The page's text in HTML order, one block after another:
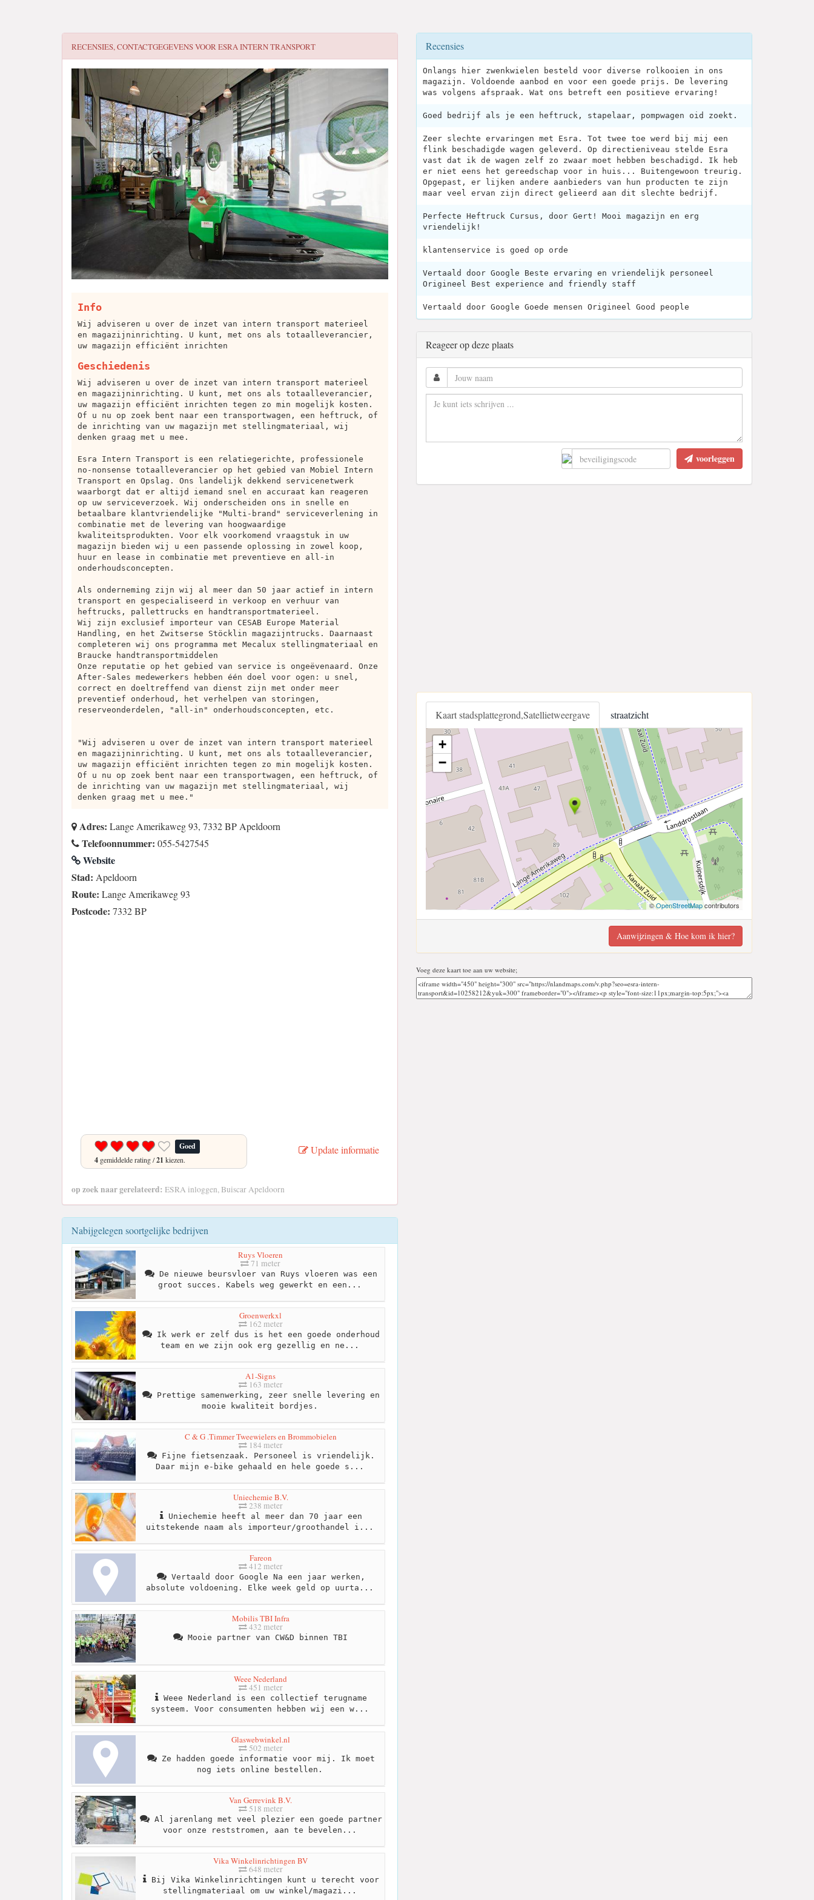
RECENSIES, CONTACTGEGEVENS VOORESRA INTERN TRANSPORT
Info
Wij adviseren u over de inzet van intern transport materieel
en magazijninrichting. U kunt, met ons als totaalleverancier,
uw magazijn efficiënt inrichten
Geschiedenis
Wij adviseren u over de inzet van intern transport materieel
en magazijninrichting. U kunt, met ons als totaalleverancier,
uw magazijn efficiënt inrichten tegen zo min mogelijk kosten.
Of u nu op zoek bent naar een transportwagen, een heftruck, of
de inrichting van uw magazijn met stellingmateriaal, wij
denken graag met u mee.
Esra Intern Transport is een relatiegerichte, professionele
no-nonsense totaalleverancier op het gebied van Mobiel Intern
Transport en Opslag. Ons landelijk dekkend servicenetwerk
waarborgt dat er altijd iemand snel en accuraat kan reageren
op uw serviceverzoek. Wij onderscheiden ons in snelle en
betaalbare klantvriendelijke "Multi-brand" serviceverlening in
combinatie met de levering van hoogwaardige
kwaliteitsprodukten. Voor elk voorkomend vraagstuk in uw
magazijn bieden wij u een passende oplossing in zowel koop,
huur en lease in combinatie met preventieve en all-in
onderhoudsconcepten.
Als onderneming zijn wij al meer dan 50 jaar actief in intern
transport en gespecialiseerd in verkoop en verhuur van
heftrucks, pallettrucks en handtransportmaterieel.
Wij zijn exclusief importeur van CESAB Europe Material
Handling, en het Zwitserse Stöcklin magazijntrucks. Daarnaast
completeren wij ons programma met Mecalux stellingmateriaal en
Braucke handtransportmiddelen
Onze reputatie op het gebied van service is ongeëvenaard. Onze
After-Sales medewerkers hebben één doel voor ogen: u snel,
correct en doeltreffend van dienst zijn met onder meer
preventief onderhoud, het verhelpen van storingen,
reserveonderdelen, "all-in" onderhoudsconcepten, etc.
"Wij adviseren u over de inzet van intern transport materieel
en magazijninrichting. U kunt, met ons als totaalleverancier,
uw magazijn efficiënt inrichten tegen zo min mogelijk kosten.
Of u nu op zoek bent naar een transportwagen, een heftruck, of
de inrichting van uw magazijn met stellingmateriaal, wij
denken graag met u mee."
Adres: Lange Amerikaweg 93, 7332 BP Apeldoorn
Telefoonnummer: 055-5427545
Website
Stad: Apeldoorn
Route: Lange Amerikaweg 93
Postcode: 7332 BP
Goed
4 gemiddelde rating /21 kiezen.
Update informatie
op zoek naar gerelateerd: ESRA inloggen, Buiscar Apeldoorn
Nabijgelegen soortgelijke bedrijven
Ruys Vloeren
71 meter
De nieuwe beursvloer van Ruys vloeren was een
groot succes. Kabels weg gewerkt en een...
Groenwerkxl
162 meter
Ik werk er zelf dus is het een goede onderhoud
team en we zijn ook erg gezellig en ne...
A1-Signs
163 meter
Prettige samenwerking, zeer snelle levering en
mooie kwaliteit bordjes.
C & G .Timmer Tweewielers en Brommobielen
184 meter
Fijne fietsenzaak. Personeel is vriendelijk.
Daar mijn e-bike gehaald en hele goede s...
Uniechemie B.V.
238 meter
Uniechemie heeft al meer dan 70 jaar een
uitstekende naam als importeur/groothandel i...
Fareon
412 meter
Vertaald door Google Na een jaar werken,
absolute voldoening. Elke week geld op uurta...
Mobilis TBI Infra
432 meter
Mooie partner van CW&D binnen TBI
Weee Nederland
451 meter
Weee Nederland is een collectief terugname
systeem. Voor consumenten hebben wij een w...
Glaswebwinkel.nl
502 meter
Ze hadden goede informatie voor mij. Ik moet
nog iets online bestellen.
Van Gerrevink B.V.
518 meter
Al jarenlang met veel plezier een goede partner
voor onze reststromen, aan te bevelen...
Vika Winkelinrichtingen BV
648 meter
Bij Vika Winkelinrichtingen kunt u terecht voor
stellingmateriaal om uw winkel/magazi...
Recensies
Onlangs hier zwenkwielen besteld voor diverse rolkooien in ons
magazijn. Voldoende aanbod en voor een goede prijs. De levering
was volgens afspraak. Wat ons betreft een positieve ervaring!
Goed bedrijf als je een heftruck, stapelaar, pompwagen oid zoekt.
Zeer slechte ervaringen met Esra. Tot twee toe werd bij mij een
flink beschadigde wagen geleverd. Op directieniveau stelde Esra
vast dat ik de wagen zelf zo zwaar moet hebben beschadigd. Ik heb
er niet eens het gereedschap voor in huis... Buitengewoon treurig.
Opgepast, er lijken andere aanbieders van hun producten te zijn
maar veel ervan zijn direct gelieerd aan dit slechte bedrijf.
Perfecte Heftruck Cursus, door Gert! Mooi magazijn en erg
vriendelijk!
klantenservice is goed op orde
Vertaald door Google Beste ervaring en vriendelijk personeel
Origineel Best experience and friendly staff
Vertaald door Google Goede mensen Origineel Good people
Reageer op deze plaats
voorleggen
Kaart stadsplattegrond,Satellietweergave straatzicht
+
−
©OpenStreetMapcontributors
Aanwijzingen & Hoe kom ik hier?
Voeg deze kaart toe aan uw website;